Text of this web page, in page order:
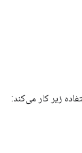
زیر کار می‌کند: